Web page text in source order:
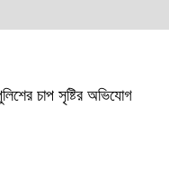
চাপ সৃষ্টির অভিযোগ